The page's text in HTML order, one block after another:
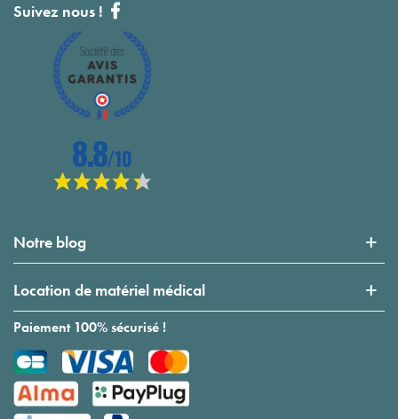
Suivez nous !
Notre blog
Location de matériel médical
Paiement 100% sécurisé !